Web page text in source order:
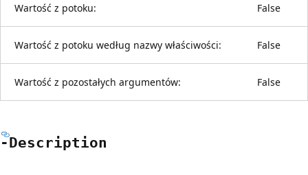
Wartość z potoku: False
Wartość z potoku według nazwy właściwości: False
Wartość z pozostałych argumentów: False
-Description